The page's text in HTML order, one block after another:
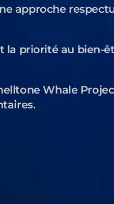
approche
la priorité au bien-
Whale